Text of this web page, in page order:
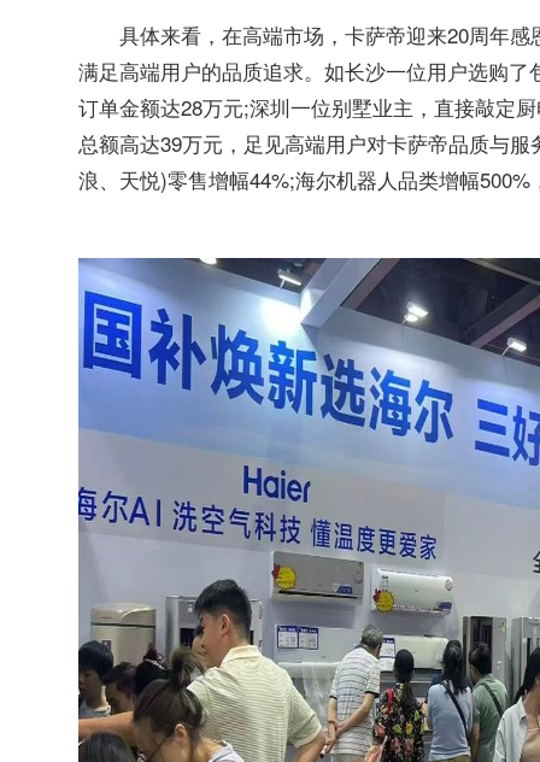
具体来看，在高端市场，卡萨帝迎来20周年
满足高端用户的品质追求。如长沙一位用户选购
订单金额达28万元;深圳一位别墅业主，直接敲定
总额高达39万元，足见高端用户对卡萨帝品质与
浪、天悦)零售增幅44%;海尔机器人品类增幅